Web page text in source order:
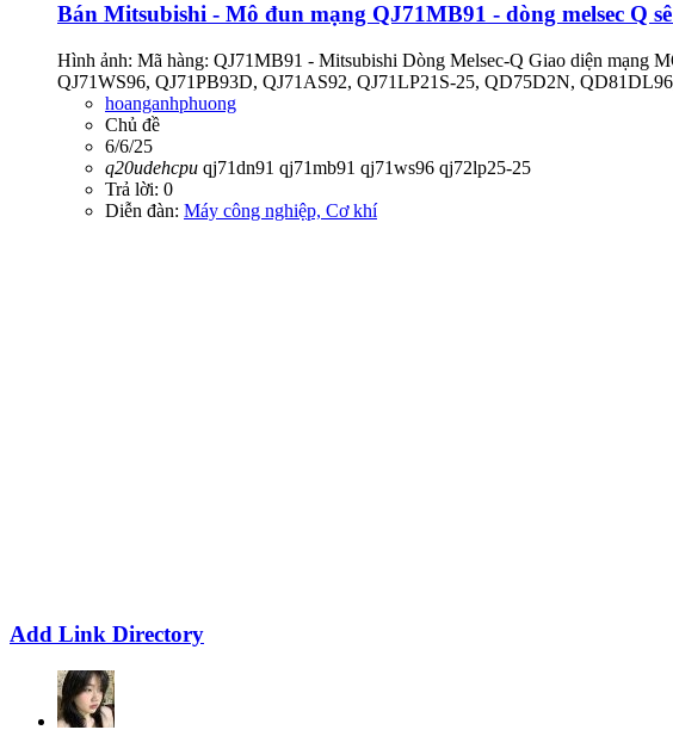
Bán Mitsubishi - Mô đun mạng QJ71MB91 - dòng melsec Q
Hình ảnh: Mã hàng: QJ71MB91 - Mitsubishi Dòng Melsec-Q Giao diện
QJ71WS96, QJ71PB93D, QJ71AS92, QJ71LP21S-25, QD75D2N,
hoanganhphuong
Chủ đề
6/6/25
q20udehcpu qj71dn91 qj71mb91 qj71ws96 qj72lp25-25
Trả lời: 0
Diễn đàn: Máy công nghiệp, Cơ khí
Add Link Directory